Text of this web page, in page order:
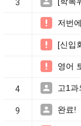
3
 저번
 [신입
 영어
4  고1과
9  완료!